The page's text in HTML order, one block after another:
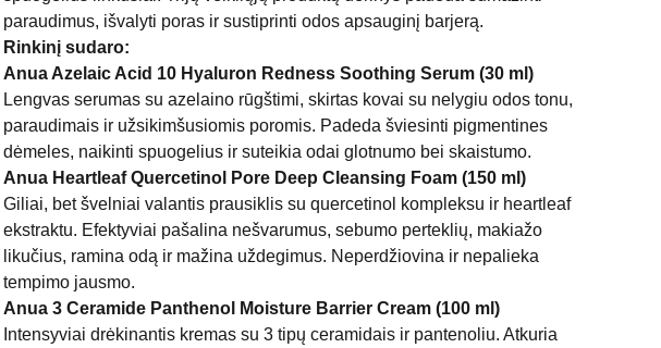
paraudimus, išvalyti poras ir sustiprinti odos apsauginį barjerą.
Rinkinį sudaro:
Anua Azelaic Acid 10 Hyaluron Redness Soothing Serum (30 ml)
Lengvas serumas su azelaino rūgštimi, skirtas kovai su nelygiu odos tonu,
paraudimais ir užsikimšusiomis poromis. Padeda šviesinti pigmentines
dėmeles, naikinti spuogelius ir suteikia odai glotnumo bei skaistumo.
Anua Heartleaf Quercetinol Pore Deep Cleansing Foam (150 ml)
Giliai, bet švelniai valantis prausiklis su quercetinol kompleksu ir heartleaf
ekstraktu. Efektyviai pašalina nešvarumus, sebumo perteklių, makiažo
likučius, ramina odą ir mažina uždegimus. Neperdžiovina ir nepalieka
tempimo jausmo.
Anua 3 Ceramide Panthenol Moisture Barrier Cream (100 ml)
Intensyviai drėkinantis kremas su 3 tipų ceramidais ir pantenoliu. Atkuria